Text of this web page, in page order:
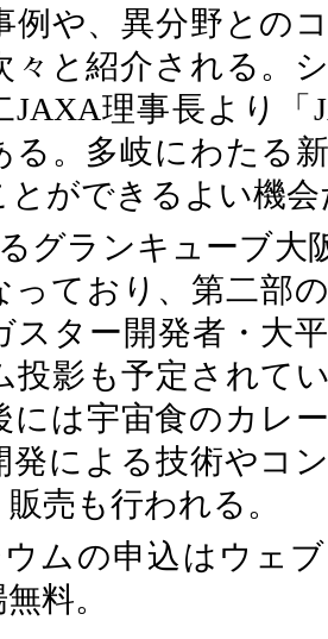
例や、異分野との
々と紹介される。
JAXA理事長より
る。多岐にわたる
とができるよい機会
グランキューブ大
っており、第二部
スター開発者・大
投影も予定されて
には宇宙食のカレ
発による技術やコ
売も行われる。
ムの申込はウェ
料。